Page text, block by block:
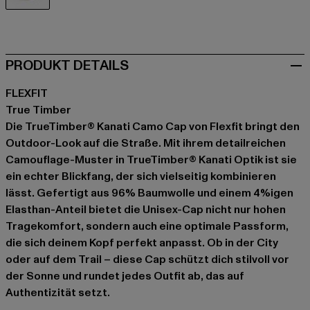
PRODUKT DETAILS
FLEXFIT
True Timber
Die TrueTimber® Kanati Camo Cap von Flexfit bringt den
Outdoor-Look auf die Straße. Mit ihrem detailreichen
Camouflage-Muster in TrueTimber® Kanati Optik ist sie
ein echter Blickfang, der sich vielseitig kombinieren
lässt. Gefertigt aus 96% Baumwolle und einem 4%igen
Elasthan-Anteil bietet die Unisex-Cap nicht nur hohen
Tragekomfort, sondern auch eine optimale Passform,
die sich deinem Kopf perfekt anpasst. Ob in der City
oder auf dem Trail – diese Cap schützt dich stilvoll vor
der Sonne und rundet jedes Outfit ab, das auf
Authentizität setzt.